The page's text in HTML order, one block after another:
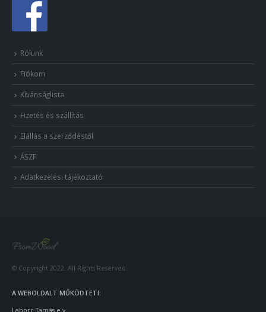
Rólunk
Fiókom
Kívánságlista
Fizetés és szállítás
Elállás a szerződéstől
ÁSZF
Adatkezelési tájékoztató
© Copyright 2022. All Rights Reserved.
A WEBOLDALT MŰKÖDTETI: